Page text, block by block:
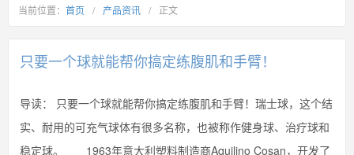
当前位置： 首页 / 产品资讯 / 正文
只要一个球就能帮你搞定练腹肌和手臂！
导读：
只要一个球就能帮你搞定练腹肌和手臂！瑞士球，这个结
实、耐用的可充气球体有很多名称，也被称作健身球、治疗球和
稳定球。 1963年意大利塑料制造商Aquilino Cosan，开发了